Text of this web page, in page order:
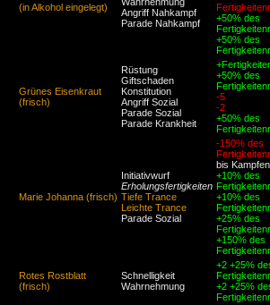
(in Alkohol eingelegt)
Angriff Nahkampf
Parade Nahkampf
+50% des
+50% des
Grünes Eisenkraut
(frisch)
Rüstung
Giftschaden
Konstitution
Angriff Sozial
Parade Sozial
Parade Krankheit
+50% des
-5
-2
+50% des
Marie Johanna (frisch)
Initiativwurf
Erholungsfertigkeiten
Tiefe Trance
Leichte Trance
Parade Sozial
-150% des
bis
+10% des
+10% des
+25% des
+150% des
Rotes Rostblatt
(frisch)
Schnelligkeit
Wahrnehmung
+2 +25%
+2 +25%